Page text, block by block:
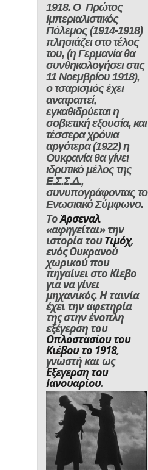
1918. Ο Πρώτος
Ιμπεριαλιστικός
Πόλεμος(1914-1918)
πλησιάζει στο τέλος
του, (η Γερμανία θα
συνθηκολογήσει στις
11 Νοεμβρίου 1918),
ο τσαρισμός έχει
ανατραπεί,
εγκαθιδρύεται η
σοβιετική εξουσία, και
τέσσερα χρόνια
αργότερα (1922) η
Ουκρανία θα γίνει
ιδρυτικό μέλος της
Ε.Σ.Σ.Δ.,
συνυπογράφοντας το
Ενωσιακό Σύμφωνο.
ΤοΆρσεναλ
«αφηγείται» την
ιστορία τουΤιμόχ,
ενός Ουκρανού
χωρικού που
πηγαίνει στο Κίεβο
για να γίνει
μηχανικός. Η ταινία
έχει την αφετηρία
της στην ένοπλη
εξέγερση του
Οπλοστασίου του
Κιέβου το 1918,
γνωστή και ως
Εξεγερση του
Ιανουαρίου.